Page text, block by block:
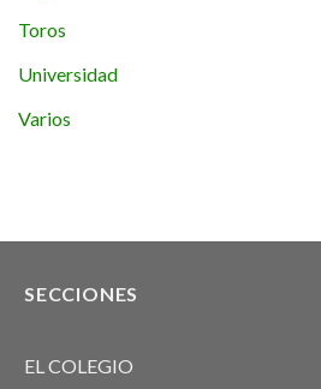
Toros
Universidad
Varios
SECCIONES
EL COLEGIO